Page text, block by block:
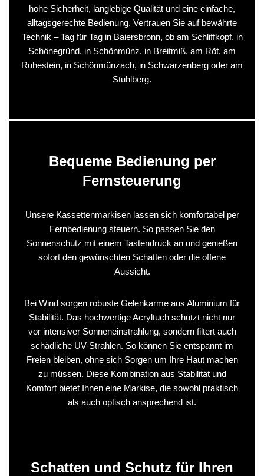
hohe Sicherheit, langlebige Qualität und eine einfache,
alltagsgerechte Bedienung. Vertrauen Sie auf bewährte
Technik – Tag für Tag in Baiersbronn, ob am Schliffkopf, in
Schönegründ, in Schönmünz, in Breitmiß, am Röt, am
Ruhestein, in Schönmünzach, in Schwarzenberg oder am
Stuhlberg.
Bequeme Bedienung per
Fernsteuerung
Unsere Kassettenmarkisen lassen sich komfortabel per
Fernbedienung steuern. So passen Sie den
Sonnenschutz mit einem Tastendruck an und genießen
sofort den gewünschten Schatten oder die offene
Aussicht.
Bei Wind sorgen robuste Gelenkarme aus Aluminium für
Stabilität. Das hochwertige Acryltuch schützt nicht nur
vor intensiver Sonneneinstrahlung, sondern filtert auch
schädliche UV-Strahlen. So können Sie entspannt im
Freien bleiben, ohne sich Sorgen um Ihre Haut machen
zu müssen. Diese Kombination aus Stabilität und
Komfort bietet Ihnen eine Markise, die sowohl praktisch
als auch optisch ansprechend ist.
Schatten und Schutz für Ihren